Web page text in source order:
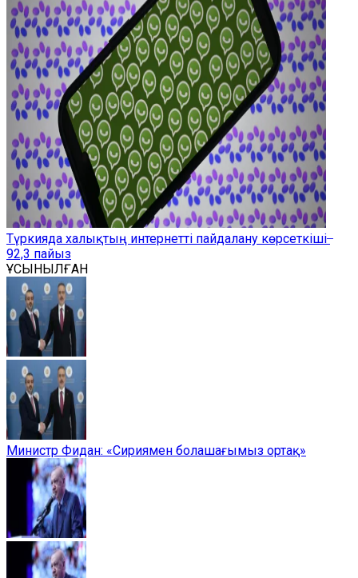
Түркияда халықтың интернетті пайдалану көрсеткіші ̶
92,3 пайыз
ҰСЫНЫЛҒАН
Министр Фидан: «Сириямен болашағымыз ортақ»